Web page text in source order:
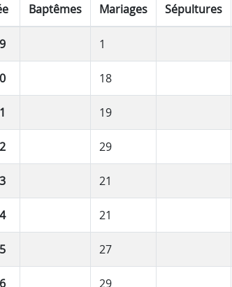
Baptêmes Mariages Sépultures
1
18
19
29
21
21
27
29